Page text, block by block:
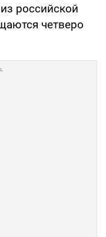
российской
четверо